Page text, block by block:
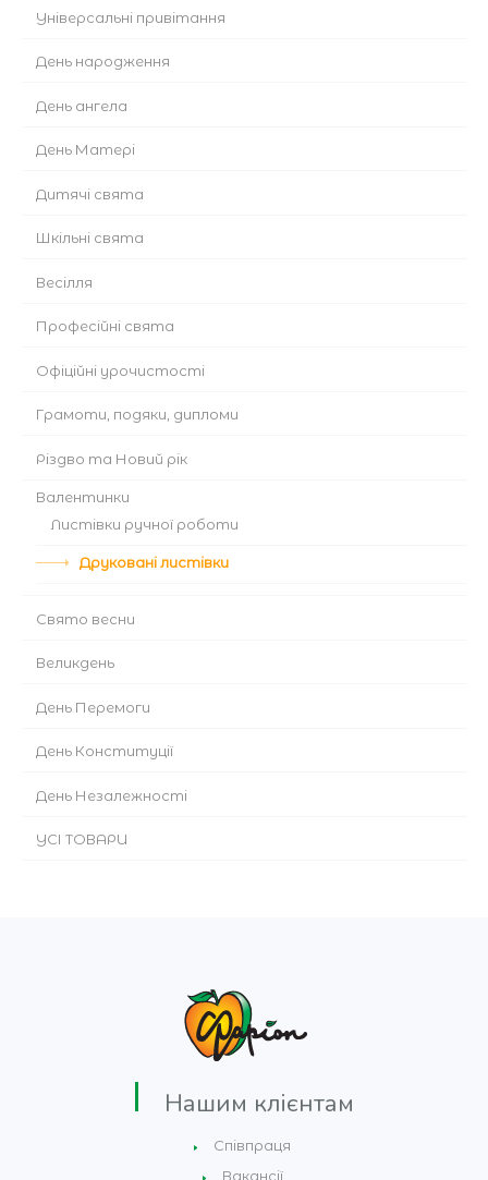
Універсальні привітання
День народження
День ангела
День Матері
Дитячі свята
Шкільні свята
Весілля
Професійні свята
Офіційні урочистості
Грамоти, подяки, дипломи
Різдво та Новий рік
Валентинки
Листівки ручної роботи
Друковані листівки
Cвято весни
Великдень
День Перемоги
День Конституції
День Незалежності
УСІ ТОВАРИ
Нашим клієнтам
Співпраця
Вакансії